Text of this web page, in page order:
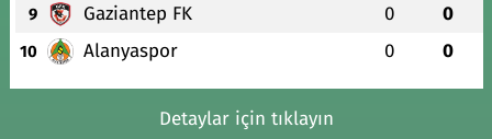
9 Gaziantep FK 0 0
10 Alanyaspor 0 0
Detaylar için tıklayın